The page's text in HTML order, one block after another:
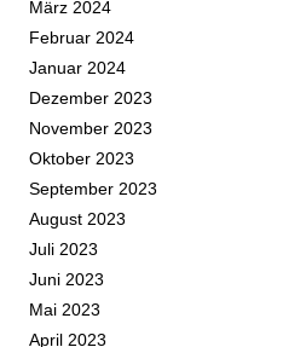
März 2024
Februar 2024
Januar 2024
Dezember 2023
November 2023
Oktober 2023
September 2023
August 2023
Juli 2023
Juni 2023
Mai 2023
April 2023